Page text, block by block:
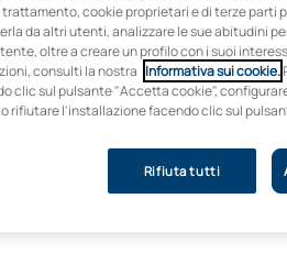
cookie proprietari e di terze parti
da altri utenti, analizzare le sue abitudini
oltre a creare un profilo con i suoi
consulti la nostra Informativa sui cookie.
clic sul pulsante "Accetta cookie",
rifiutare l'installazione facendo clic sul
Rifiuta tutti